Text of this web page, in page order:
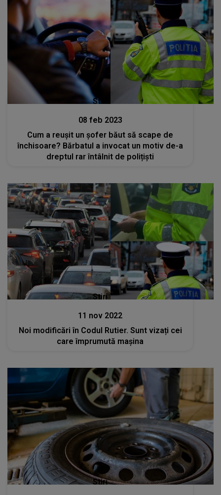
Stiri
08 feb 2023
Cum a reușit un șofer băut să scape de
închisoare? Bărbatul a invocat un motiv de-a
dreptul rar întâlnit de polițiști
Stiri
11 nov 2022
Noi modificări în Codul Rutier. Sunt vizați cei
care împrumută maşina
Stiri